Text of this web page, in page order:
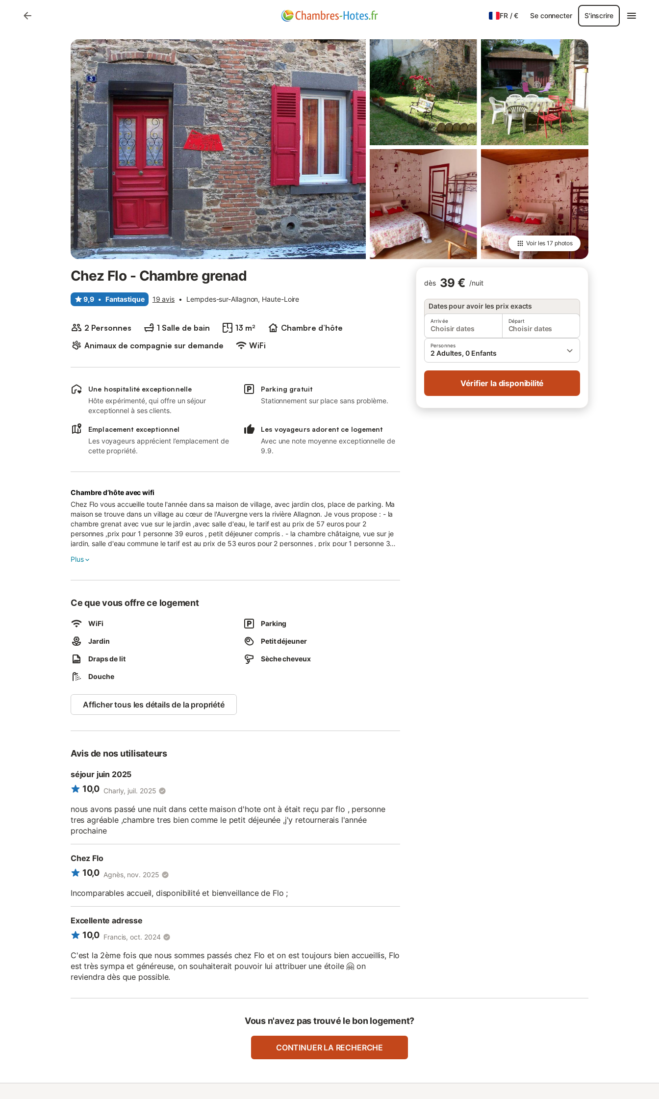
FR/€ Se connecter S'inscrire
Voir les17 photos
Chez Flo - Chambre grenad
9,9 • Fantastique 19 avis • Lempdes-sur-Allagnon, Haute-Loire
2 Personnes 1 Salle de bain 13 m²
Chambre d’hôte
Animaux de compagnie sur demande
WiFi
Une hospitalité exceptionnelle
Hôte expérimenté, qui offre un séjour
exceptionnel à ses clients.
Parking gratuit
Stationnement sur place sans problème.
Emplacement exceptionnel
Les voyageurs apprécient l’emplacement de
cette propriété.
Les voyageurs adorent ce logement
Avec une note moyenne exceptionnelle de
9.9.
dès 39 € /nuit
Dates pour avoir les prix exacts
Arrivée
Choisir dates
Départ
Choisir dates
Personnes
2 Adultes, 0 Enfants
Vérifier la disponibilité
Chambre d’hôte avec wifi
Chez Flo vous accueille toute l'année dans sa maison de village, avec jardin clos, place de parking. Ma
maison se trouve dans un village au cœur de l'Auvergne vers la rivière Allagnon. Je vous propose : - la
chambre grenat avec vue sur le jardin ,avec salle d'eau, le tarif est au prix de 57 euros pour 2
personnes ,prix pour 1 personne 39 euros , petit déjeuner compris . - la chambre châtaigne, vue sur je
jardin, salle d'eau commune le tarif est au prix de 53 euros pour 2 personnes , prix pour 1 personne 39
pour 2 personnes , prix pour 1 personne 39 euros ,petit déjeuner compris Randonnées pédestre ,
km, la vallée des Saints a 10km est bien d'autres sites splendide . WiFi Animaux acceptés Accès facile
Plus
Ce que vous offre ce logement
WiFi Parking
Jardin Petit déjeuner
Draps de lit Sèche cheveux
Douche
Afficher tous les détails de la propriété
Avis de nos utilisateurs
séjour juin 2025
10,0 Charly, juil. 2025
nous avons passé une nuit dans cette maison d'hote ont à était reçu par flo , personne
tres agréable ,chambre tres bien comme le petit déjeunée ,j'y retournerais l'année
prochaine
Chez Flo
10,0 Agnès, nov. 2025
Incomparables accueil, disponibilité et bienveillance de Flo ;
Excellente adresse
10,0 Francis, oct. 2024
C'est la 2ème fois que nous sommes passés chez Flo et on est toujours bien accueillis, Flo
est très sympa et généreuse, on souhaiterait pouvoir lui attribuer une étoile 🤗 on
reviendra dès que possible.
Vous n'avez pas trouvé le bon logement?
CONTINUER LA RECHERCHE